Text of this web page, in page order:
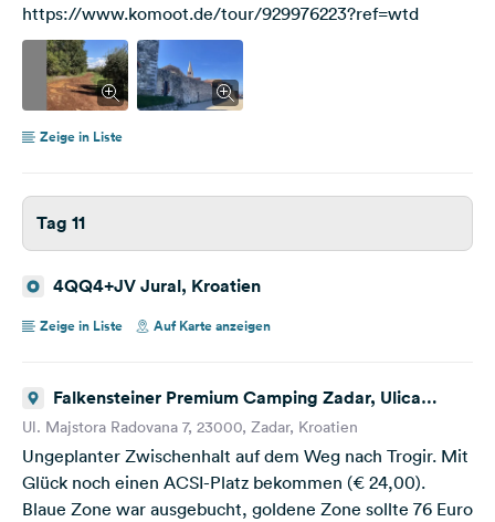
https://www.komoot.de/tour/929976223?ref=wtd
Zeige in Liste
Tag 11
4QQ4+JV Jural, Kroatien
Zeige in Liste Auf Karte anzeigen
Falkensteiner Premium Camping Zadar, Ulica
Majstora Radovana, Zadar, Kroatien
Ul. Majstora Radovana 7, 23000, Zadar, Kroatien
Ungeplanter Zwischenhalt auf dem Weg nach Trogir. Mit
Glück noch einen ACSI-Platz bekommen (€ 24,00).
Blaue Zone war ausgebucht, goldene Zone sollte 76 Euro